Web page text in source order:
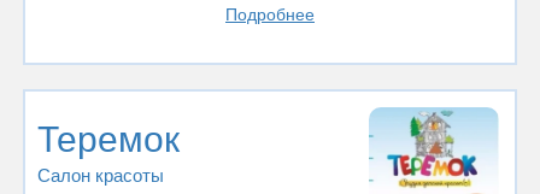
Подробнее
Теремок
Салон красоты